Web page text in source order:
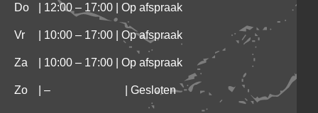
Do | 12:00 – 17:00 | Op afspraak
Vr | 10:00 – 17:00 | Op afspraak
Za | 10:00 – 17:00 | Op afspraak
Zo – | Gesloten